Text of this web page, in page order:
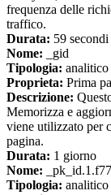
frequenza delle
traffico.
Durata: 59 secondi
Nome: _gid
Tipologia: analitico
Proprieta: Prima
Descrizione:
Memorizza e
viene utilizzato per
pagina.
Durata: 1 giorno
Nome:
Tipologia: analitico